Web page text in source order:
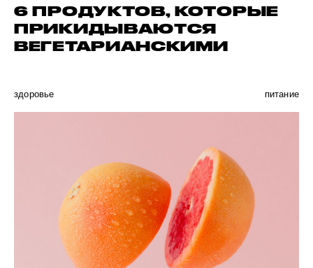
6 ПРОДУКТОВ, КОТОРЫЕ
ПРИКИДЫВАЮТСЯ
ВЕГЕТАРИАНСКИМИ
здоровье питание